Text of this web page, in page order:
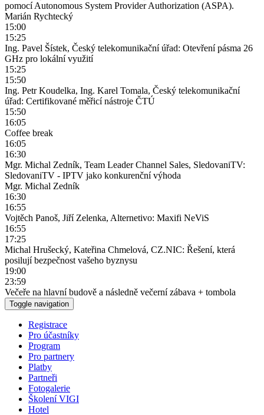
pomocí Autonomous System Provider Authorization (ASPA).
Marián Rychtecký
15:00
15:25
Ing. Pavel Šístek, Český telekomunikační úřad: Otevření pásma 26
GHz pro lokální využití
15:25
15:50
Ing. Petr Koudelka, Ing. Karel Tomala, Český telekomunikační
úřad: Certifikované měřicí nástroje ČTÚ
15:50
16:05
Coffee break
16:05
16:30
Mgr. Michal Zedník, Team Leader Channel Sales, SledovaniTV:
SledovaniTV - IPTV jako konkurenční výhoda
Mgr. Michal Zedník
16:30
16:55
Vojtěch Panoš, Jiří Zelenka, Alternetivo: Maxifi NeViS
16:55
17:25
Michal Hrušecký, Kateřina Chmelová, CZ.NIC: Řešení, která
posilují bezpečnost vašeho byznysu
19:00
23:59
Večeře na hlavní budově a následně večerní zábava + tombola
Toggle navigation
Registrace
Pro účastníky
Program
Pro partnery
Platby
Partneři
Fotogalerie
Školení VIGI
Hotel